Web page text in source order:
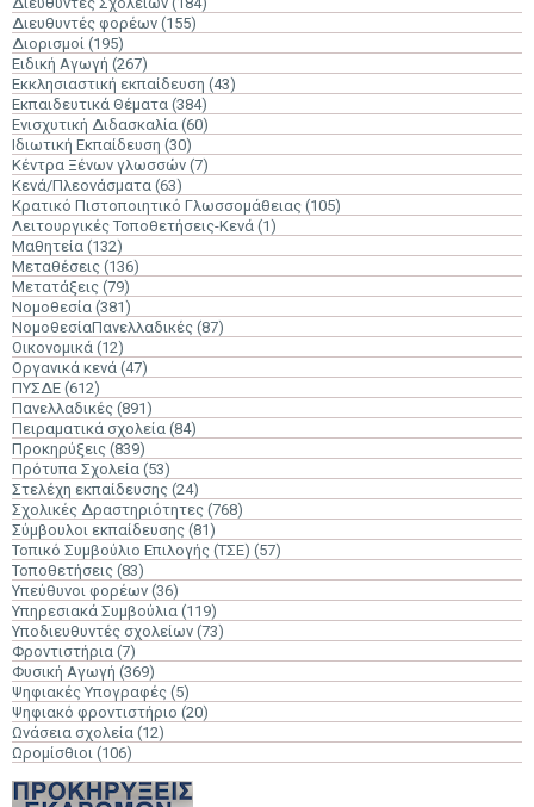
Διευθυντές φορέων (155)
Διορισμοί (195)
Ειδική Αγωγή (267)
Εκκλησιαστική εκπαίδευση (43)
Εκπαιδευτικά Θέματα (384)
Ενισχυτική Διδασκαλία (60)
Ιδιωτική Εκπαίδευση (30)
Κέντρα Ξένων γλωσσών (7)
Κενά/Πλεονάσματα (63)
Κρατικό Πιστοποιητικό Γλωσσομάθειας (105)
Λειτουργικές Τοποθετήσεις-Κενά (1)
Μαθητεία (132)
Μεταθέσεις (136)
Μετατάξεις (79)
Νομοθεσία (381)
ΝομοθεσίαΠανελλαδικές (87)
Οικονομικά (12)
Οργανικά κενά (47)
ΠΥΣΔΕ (612)
Πανελλαδικές (891)
Πειραματικά σχολεία (84)
Προκηρύξεις (839)
Πρότυπα Σχολεία (53)
Στελέχη εκπαίδευσης (24)
Σχολικές Δραστηριότητες (768)
Σύμβουλοι εκπαίδευσης (81)
Τοπικό Συμβούλιο Επιλογής (ΤΣΕ) (57)
Τοποθετήσεις (83)
Υπεύθυνοι φορέων (36)
Υπηρεσιακά Συμβούλια (119)
Υποδιευθυντές σχολείων (73)
Φροντιστήρια (7)
Φυσική Αγωγή (369)
Ψηφιακές Υπογραφές (5)
Ψηφιακό φροντιστήριο (20)
Ωνάσεια σχολεία (12)
Ωρομίσθιοι (106)